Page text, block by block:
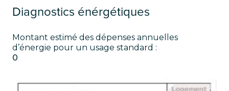
Diagnostics énérgétiques
Montant estimé des dépenses annuelles
d’énergie pour un usage standard :
0